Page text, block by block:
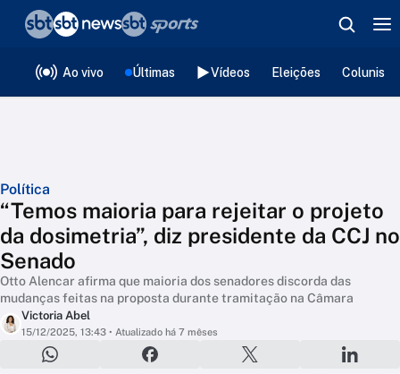
Ao vivo Últimas Vídeos Eleições
Política
“Temos maioria para rejeitar o projeto
da dosimetria”, diz presidente da CCJ no
Senado
Otto Alencar afirma que maioria dos senadores discorda das
mudanças feitas na proposta durante tramitação na Câmara
Victoria Abel
15/12/2025, 13:43 • Atualizado há 7 mêses
❮voltar
Editorias